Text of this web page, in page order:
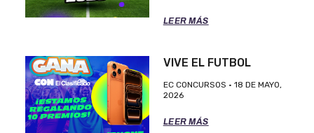
LEER MÁS
VIVE EL FUTBOL
EC CONCURSOS
18 DE MAYO,
2026
LEER MÁS